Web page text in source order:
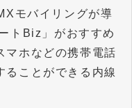
モバイリングが導
トBiz」がおすすめ
マホなどの携帯電話
ることができる内線